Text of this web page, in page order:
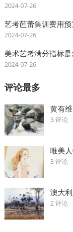
2024-07-26
艺考芭蕾集训费用预
2024-07-26
美术艺考满分指标是
2024-07-26
评论最多
黄有
3 评论
唯美
3 评论
澳大
2 评论